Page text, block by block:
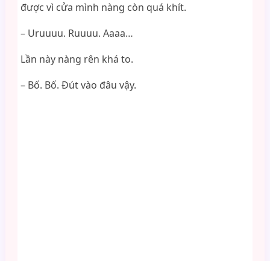
được vì cửa mình nàng còn quá khít.
– Uruuuu. Ruuuu. Aaaa…
Lần này nàng rên khá to.
– Bố. Bố. Đút vào đâu vậy.